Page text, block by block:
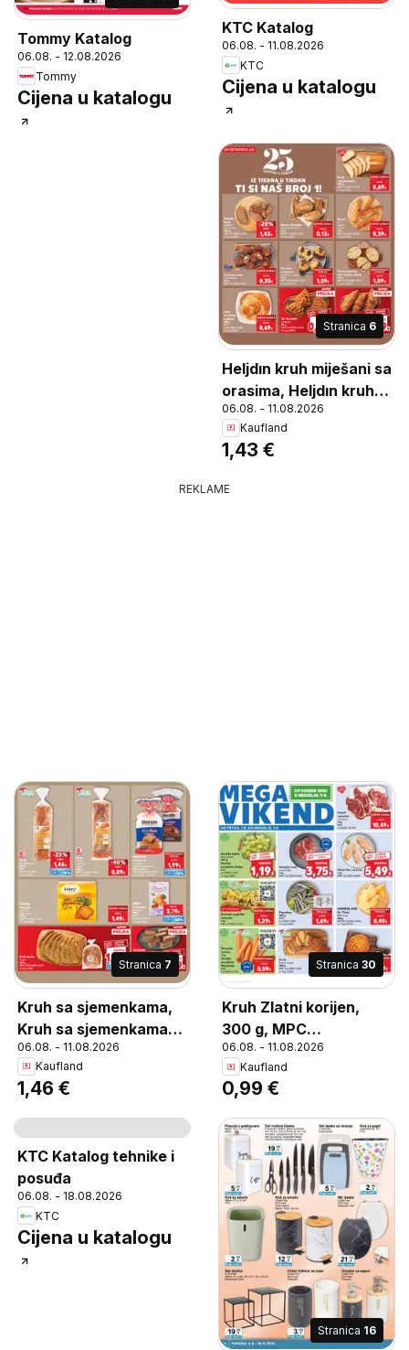
Tommy Katalog
06.08. - 12.08.2026
Tommy
Cijena u katalogu
KTC Katalog
06.08. - 11.08.2026
KTC
Cijena u katalogu
Stranica 6
Heljdın kruh miješani sa
orasima, Heljdın kruh
miješani sa orasima
400 g
06.08. - 11.08.2026
Kaufland
1,43 €
REKLAME
Stranica 7
Kruh sa sjemenkama,
Kruh sa sjemenkama
500 g
06.08. - 11.08.2026
Kaufland
1,46 €
Stranica 30
Kruh Zlatni korijen,
300 g, MPC
2.5.2025=1,55€, (=1 kg
3,30€)
06.08. - 11.08.2026
Kaufland
0,99 €
Stranica 16